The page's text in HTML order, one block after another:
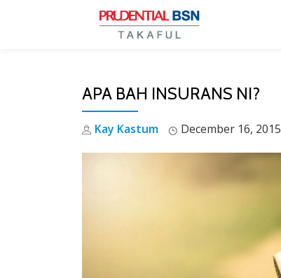
APA BAH INSURANS NI?
Kay Kastum December 16, 2015